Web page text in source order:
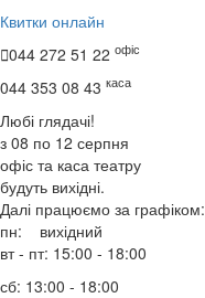
Квитки онлайн
044 272 51 22 офіс
044 353 08 43 каса
Любі глядачі!
з 08 по 12 серпня
офіс та каса театру
будуть вихідні.
Далі працюємо за графіком:
пн: вихідний
вт - пт: 15:00 - 18:00
сб: 13:00 - 18:00